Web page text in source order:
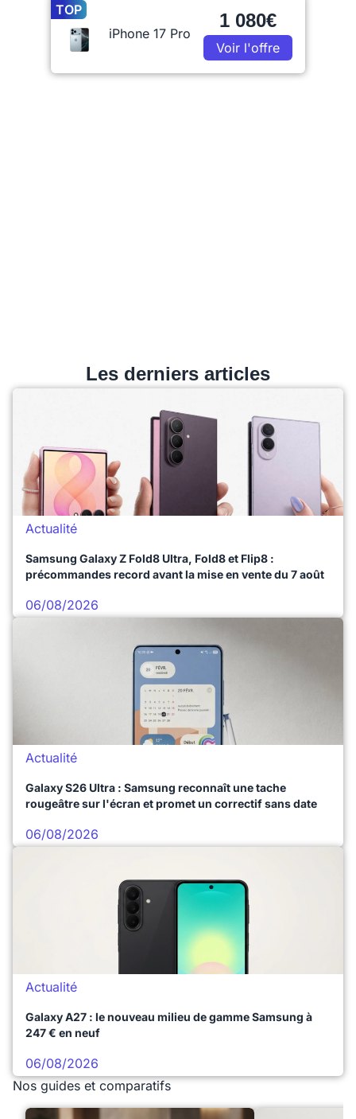
TOP
iPhone 17 Pro
1 080€
Voir l'offre
Les derniers articles
Actualité
Samsung Galaxy Z Fold8 Ultra, Fold8 et Flip8 :
précommandes record avant la mise en vente du 7 août
06/08/2026
Actualité
Galaxy S26 Ultra : Samsung reconnaît une tache
rougeâtre sur l'écran et promet un correctif sans date
06/08/2026
Actualité
Galaxy A27 : le nouveau milieu de gamme Samsung à
247 € en neuf
06/08/2026
Nos guides et comparatifs